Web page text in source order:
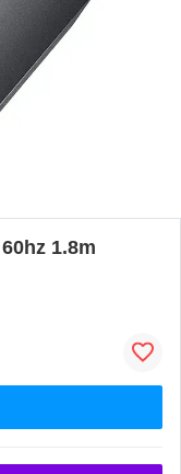
1.8m